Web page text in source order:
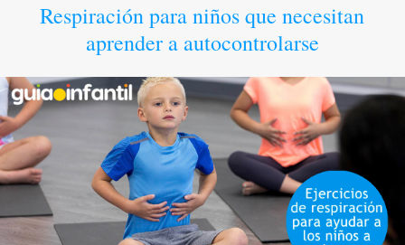
Respiración para niños que necesitan
aprender a autocontrolarse